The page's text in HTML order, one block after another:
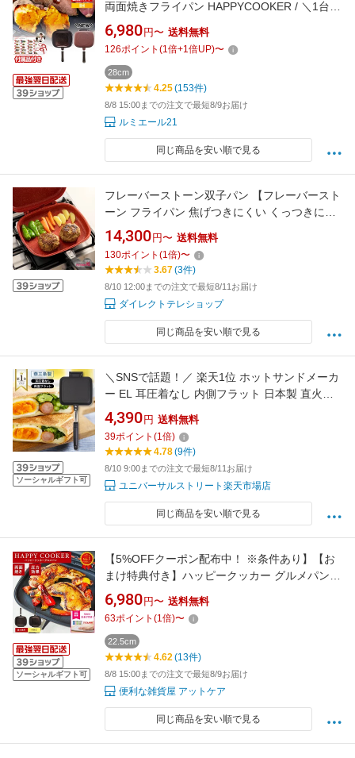
両面焼きフライパン HAPPYCOOKER / ＼1台5
役 フライ返し不要／ HAPPYCOOKER 両面フラ
イパン ハッピークッカーグルメパン 魚焼き 両
面焼きグリルパン グリル 餃子 ハンバーグ ホッ
トケーキ フッ素加工 27cm IH対応
6,980 円〜 送料無料
126ポイント (1倍+1倍UP)〜
28cm
4.25(153件)
8/8 15:00までの注文で最短8/9お届け
ルミエール21
同じ商品を安い順で見る
フレーバーストーン双子パン 【フレーバースト
ーン フライパン 焦げつきにくい くっつきにく
い ヘルシー レッド 赤いフライパン 双子パン 煮
込み料理 オーブン風調理 ガス火専用 IH対応】
14,300 円〜 送料無料
130ポイント (1倍)〜
3.67(3件)
8/10 12:00までの注文で最短8/11お届け
ダイレクトテレショップ
同じ商品を安い順で見る
ソーシャルギフト可
＼SNSで話題！／ 楽天1位 ホットサンドメーカ
ー EL 耳圧着なし 内側フラット 日本製 直火専
用 かんたん取り外し可能 直火 燕三条製 フッ素
樹脂加工 お手入れもかんたん 丸洗いOK キャン
プ アウトドア ソロキャン 軽い 軽量 550g
4,390 円 送料無料
39ポイント (1倍)
4.78(9件)
8/10 9:00までの注文で最短8/11お届け
ユニバーサルストリート楽天市場店
同じ商品を安い順で見る
ソーシャルギフト可
【5%OFFクーポン配布中！ ※条件あり】【お
まけ特典付き】ハッピークッカー グルメパン
HAPPYCOOKER 両面フライパン 両面焼きフラ
イパン ih対応 IH対応 ガス火 直火 ハッピー コ
ール 焼き魚 焼き芋 魚焼き 両面圧力 フライパン
アウトドア BBQ グリル キッチングッズ
6,980 円〜 送料無料
63ポイント (1倍)〜
22.5cm
4.62(13件)
8/8 15:00までの注文で最短8/9お届け
便利な雑貨屋 アットケア
同じ商品を安い順で見る